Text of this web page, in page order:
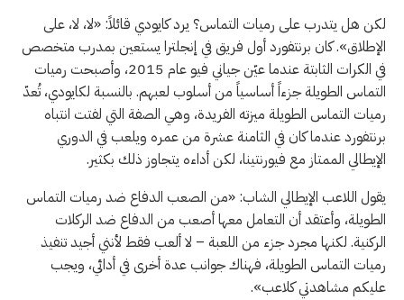
لكن هل يتدرب على رميات التماس؟ يرد كايودي قائلاً: «لا، لا، على
الإطلاق». كان برنتفورد أول فريق في إنجلترا يستعين بمدرب متخصص
في الكرات الثابتة عندما عيّن جياني فيو عام 2015، وأصبحت رميات
التماس الطويلة جزءاً أساسياً من أسلوب لعبهم. بالنسبة لكايودي، تُعدّ
رميات التماس الطويلة ميزته الفريدة، وهي الصفة التي لفتت انتباه
برنتفورد عندما كان في الثامنة عشرة من عمره ويلعب في الدوري
الإيطالي الممتاز مع فيورنتينا، لكن أداءه يتجاوز ذلك بكثير.
يقول اللاعب الإيطالي الشاب: «من الصعب الدفاع ضد رميات التماس
الطويلة، وأعتقد أن التعامل معها أصعب من الدفاع ضد الركلات
الركنية. لكنها مجرد جزء من اللعبة – لا ألعب فقط لأنني أجيد تنفيذ
رميات التماس الطويلة، فهناك جوانب عدة أخرى في أدائي، ويجب
عليكم مشاهدتي كلاعب».